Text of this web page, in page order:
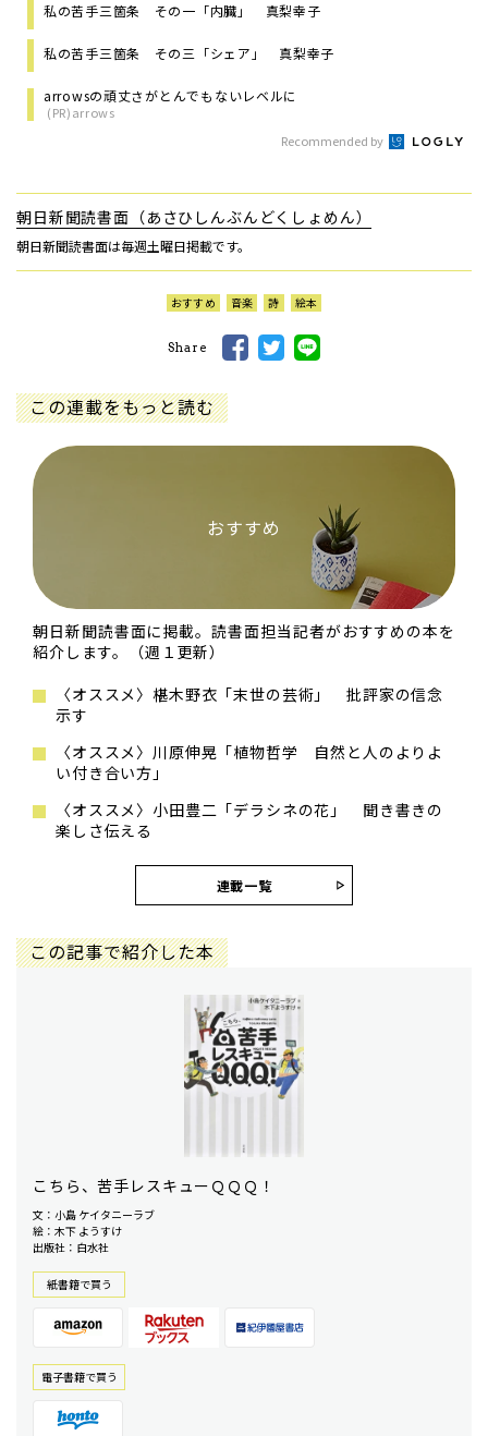
私の苦手三箇条 その一「内臓」 真梨幸子
私の苦手三箇条 その三「シェア」 真梨幸子
arrowsの頑丈さがとんでもないレベルに
(PR)arrows
Recommended by
朝日新聞読書面（あさひしんぶんどくしょめん）
朝日新聞読書面は毎週土曜日掲載です。
おすすめ 音楽 詩 絵本
Share
この連載をもっと読む
おすすめ
朝日新聞読書面に掲載。読書面担当記者がおすすめの本を
紹介します。（週１更新）
〈オススメ〉椹木野衣「末世の芸術」 批評家の信念
示す
〈オススメ〉川原伸晃「植物哲学 自然と人のよりよ
い付き合い方」
〈オススメ〉小田豊二「デラシネの花」 聞き書きの
楽しさ伝える
連載一覧
この記事で紹介した本
こちら、苦手レスキューＱＱＱ！
文：小島 ケイタニーラブ
絵：木下 ようすけ
出版社：白水社
紙書籍で買う
電⼦書籍で買う